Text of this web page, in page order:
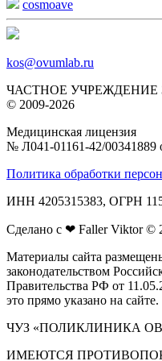
cosmoave
kos@ovumlab.ru
ЧАСТНОЕ
© 2009-2026
Медицинская лицензия
№ Л041‑01161‑42/00341889
Политика обработки
ИНН 4205315383, ОГРН
Сделано с ❤ Faller Viktor ©
Материалы сайта
законодательством
Правительства РФ от
это прямо указано на
ЧУЗ «ПОЛИКЛИНИКА
ИМЕЮТСЯ